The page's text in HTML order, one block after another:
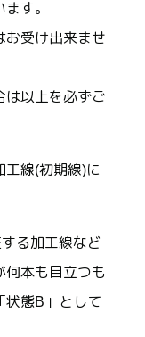
す。
お受け出来ませ
は以上を必ずご
工線(初期線)に
る加工線など
何本も目立つも
状態B」として